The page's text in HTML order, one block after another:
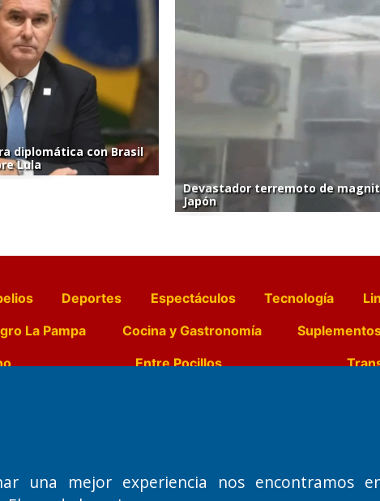
diplomática con Brasil
Lula
Devastador terremoto de
Japón
Deportes Espectáculos Tecnología
La Pampa Cocina y Gastronomía
Entre Pocillos
edición: Domingo 3 de Mayo de 1992
de ADIRA,ADEPA y CPPAL
Santa Rosa, La Pampa.
Número de Registro DNDA:
una mejor experiencia nos encontramos